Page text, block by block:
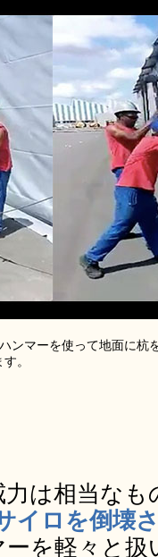
ンマーを使って地面に杭
。
は相当な
イロを倒壊
を軽々と扱